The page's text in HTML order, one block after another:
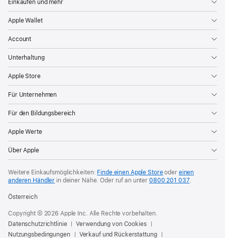
Einkaufen und mehr
Apple Wallet
Account
Unterhaltung
Apple Store
Für Unternehmen
Für den Bildungsbereich
Apple Werte
Über Apple
Weitere Einkaufsmöglichkeiten: Finde einen Apple Storeoder einen
anderen Händler in deiner Nähe. Oder ruf an unter0800 201 037.
Österreich
Copyright © 2026 Apple Inc. Alle Rechte vorbehalten.
Datenschutzrichtlinie
Verwendung von Cookies
Nutzungsbedingungen
Verkauf und Rückerstattung